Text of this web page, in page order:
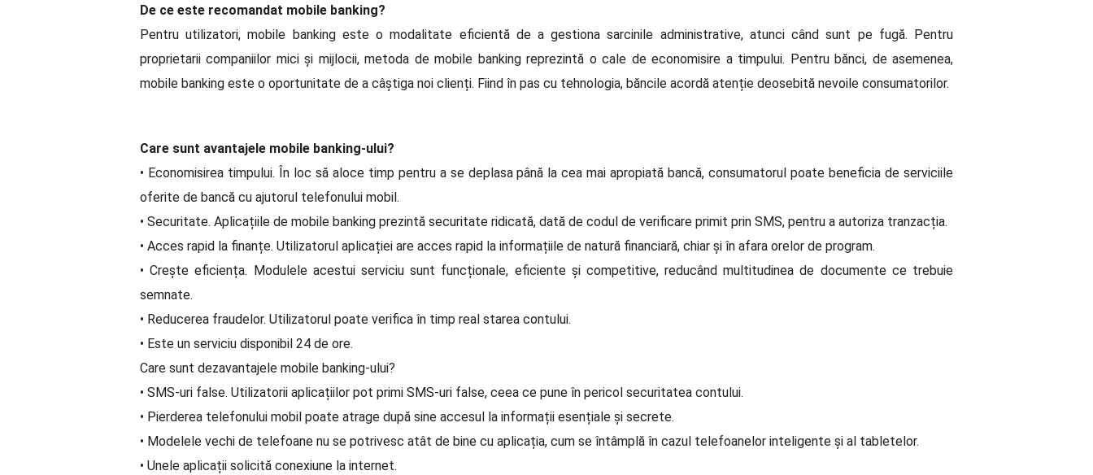
De ce este recomandat mobile banking?
Pentru utilizatori, mobile banking este o modalitate eficientă de a gestiona sarcinile administrative, atunci când sunt pe fugă. Pentru
proprietarii companiilor mici și mijlocii, metoda de mobile banking reprezintă o cale de economisire a timpului. Pentru bănci, de asemenea,
mobile banking este o oportunitate de a câștiga noi clienți. Fiind în pas cu tehnologia, băncile acordă atenție deosebită nevoile consumatorilor.
Care sunt avantajele mobile banking-ului?
• Economisirea timpului. În loc să aloce timp pentru a se deplasa până la cea mai apropiată bancă, consumatorul poate beneficia de serviciile
oferite de bancă cu ajutorul telefonului mobil.
• Securitate. Aplicațiile de mobile banking prezintă securitate ridicată, dată de codul de verificare primit prin SMS, pentru a autoriza tranzacția.
• Acces rapid la finanțe. Utilizatorul aplicației are acces rapid la informațiile de natură financiară, chiar și în afara orelor de program.
• Crește eficiența. Modulele acestui serviciu sunt funcționale, eficiente și competitive, reducând multitudinea de documente ce trebuie
semnate.
• Reducerea fraudelor. Utilizatorul poate verifica în timp real starea contului.
• Este un serviciu disponibil 24 de ore.
Care sunt dezavantajele mobile banking-ului?
• SMS-uri false. Utilizatorii aplicațiilor pot primi SMS-uri false, ceea ce pune în pericol securitatea contului.
• Pierderea telefonului mobil poate atrage după sine accesul la informații esențiale și secrete.
• Modelele vechi de telefoane nu se potrivesc atât de bine cu aplicația, cum se întâmplă în cazul telefoanelor inteligente și al tabletelor.
• Unele aplicații solicită conexiune la internet.